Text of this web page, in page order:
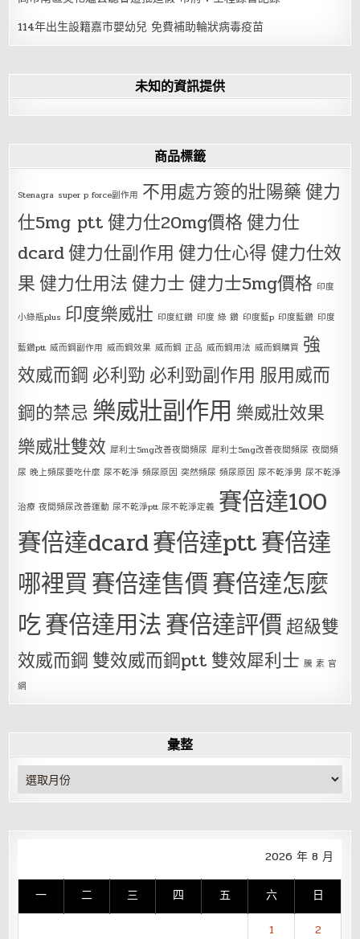
114年出生設籍嘉市嬰幼兒 免費補助輪狀病毒疫苗
未知的資訊提供
商品標籤
Stenagra super p force副作用 不用處方簽的壯陽藥健力
仕5mg ptt健力仕20mg價格健力仕
dcard健力仕副作用 健力仕心得健力仕效
果健力仕用法健力士健力士5mg價格 印度
小綠瓶plus 印度樂威壯 印度紅鑽 印度 綠 鑽 印度藍p 印度藍鑽 印度
藍鑽ptt 威而鋼副作用 威而鋼效果 威而鋼 正品 威而鋼用法 威而鋼購買 強
效威而鋼 必利勁 必利勁副作用 服用威而
鋼的禁忌 樂威壯副作用 樂威壯效果
樂威壯雙效 犀利士5mg改善夜間頻尿 犀利士5mg改善夜間頻尿 夜間頻
尿 晚上頻尿要吃什麼 尿不乾淨 頻尿原因 突然頻尿 頻尿原因 尿不乾淨男 尿不乾淨
治療 夜間頻尿改善運動 尿不乾淨ptt 尿不乾淨定義 賽倍達100
賽倍達dcard賽倍達ptt賽倍達
哪裡買賽倍達售價賽倍達怎麼
吃賽倍達用法賽倍達評價超級雙
效威而鋼 雙效威而鋼ptt 雙效犀利士 騰 素 官
網
彙整
彙
整
2026 年 8 月
一 二 三 四 五 六 日
1
2